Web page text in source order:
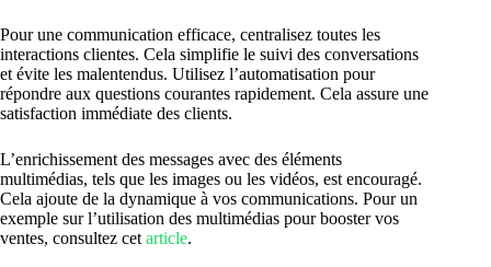
Pour une communication efficace, centralisez toutes les
interactions clientes. Cela simplifie le suivi des conversations
et évite les malentendus. Utilisez l’automatisation pour
répondre aux questions courantes rapidement. Cela assure une
satisfaction immédiate des clients.
L’enrichissement des messages avec des éléments
multimédias, tels que les images ou les vidéos, est encouragé.
Cela ajoute de la dynamique à vos communications. Pour un
exemple sur l’utilisation des multimédias pour booster vos
ventes, consultez cet article.